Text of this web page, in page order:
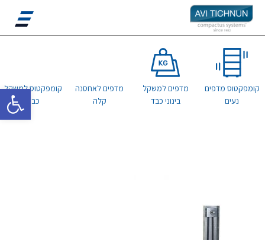
פתח
קומפקטוס מדפים
נעים
מדפים למשקל
בינוני כבד
מדפים לאחסנה
קלה
קומפקטוס למשקל
כבד